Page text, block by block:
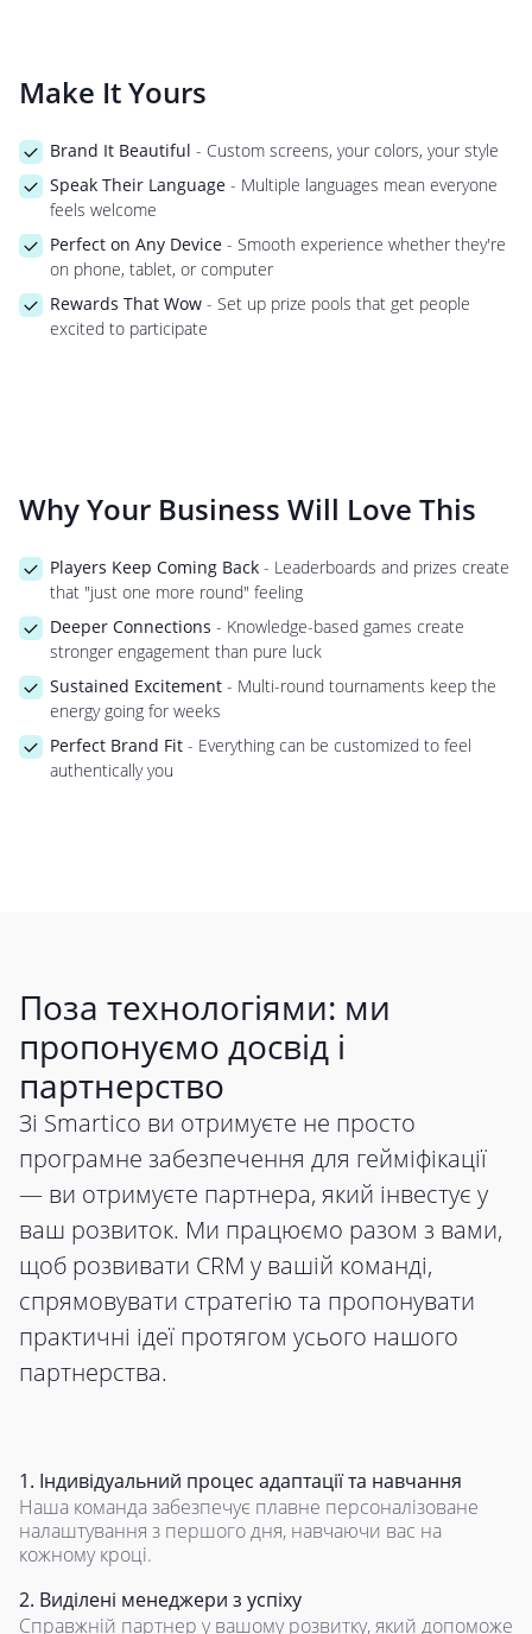
Make It Yours
Brand It Beautiful - Custom screens, your colors, your style
Speak Their Language- Multiple languages mean everyone
feels welcome
Perfect on Any Device- Smooth experience whether they're
on phone, tablet, or computer
Rewards That Wow- Set up prize pools that get people
excited to participate
Why Your Business Will Love This
Players Keep Coming Back- Leaderboards and prizes create
that "just one more round" feeling
Deeper Connections - Knowledge-based games create
stronger engagement than pure luck
Sustained Excitement- Multi-round tournaments keep the
energy going for weeks
Perfect Brand Fit- Everything can be customized to feel
authentically you
Поза технологіями: ми
пропонуємо досвід і
партнерство
Зі Smartico ви отримуєте не просто
програмне забезпечення для гейміфікації
— ви отримуєте партнера, який інвестує у
ваш розвиток. Ми працюємо разом з вами,
щоб розвивати CRM у вашій команді,
спрямовувати стратегію та пропонувати
практичні ідеї протягом усього нашого
партнерства.
1. Індивідуальний процес адаптації та навчання
Наша команда забезпечує плавне персоналізоване
налаштування з першого дня, навчаючи вас на
кожному кроці.
2. Виділені менеджери з успіху
Справжній партнер у вашому розвитку, який допоможе